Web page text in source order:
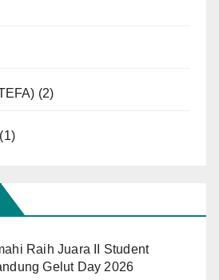
(2)
(1)
Raih Juara II Student
Gelut Day 2026